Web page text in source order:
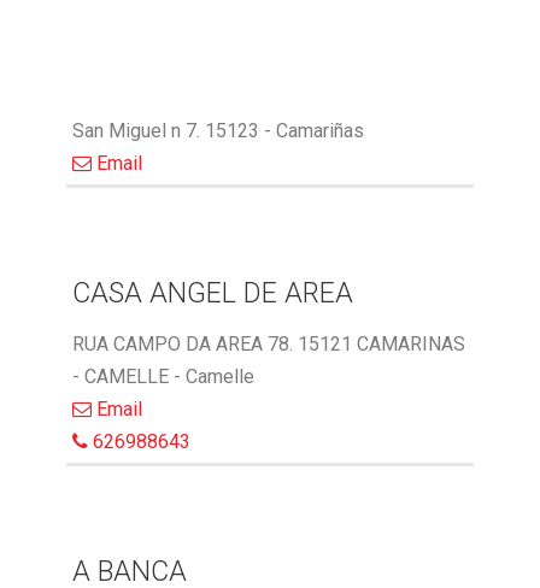
San Miguel n 7. 15123 - Camariñas
Email
CASA ANGEL DE AREA
RUA CAMPO DA AREA 78. 15121 CAMARINAS
- CAMELLE - Camelle
Email
626988643
A BANCA